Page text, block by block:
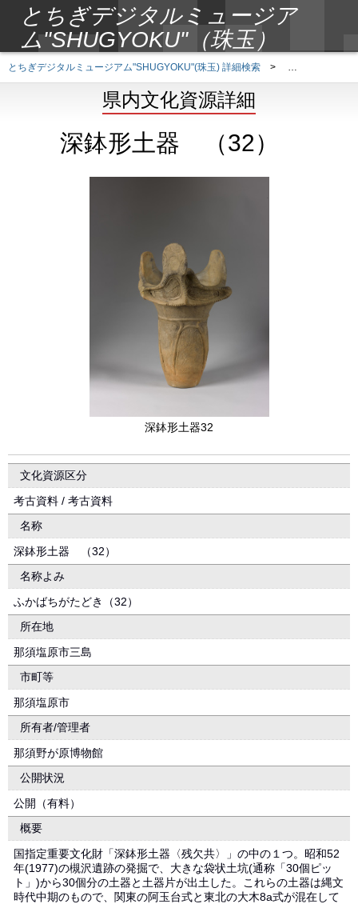
とちぎデジタルミュージア
ム"SHUGYOKU"（珠玉）
とちぎデジタルミュージアム"SHUGYOKU"(珠玉) 詳細検索 > 県内文化資源詳
県内文化資源詳細
深鉢形土器 （32）
深鉢形土器32
文化資源区分
考古資料 / 考古資料
名称
深鉢形土器 （32）
名称よみ
ふかばちがたどき（32）
所在地
那須塩原市三島
市町等
那須塩原市
所有者/管理者
那須野が原博物館
公開状況
公開（有料）
概要
国指定重要文化財「深鉢形土器〈残欠共〉」の中の１つ。昭和52
年(1977)の槻沢遺跡の発掘で、大きな袋状土坑(通称「30個ピッ
ト」)から30個分の土器と土器片が出土した。これらの土器は縄文
時代中期のもので、関東の阿玉台式と東北の大木8a式が混在して